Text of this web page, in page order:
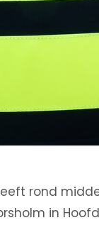
rond
in